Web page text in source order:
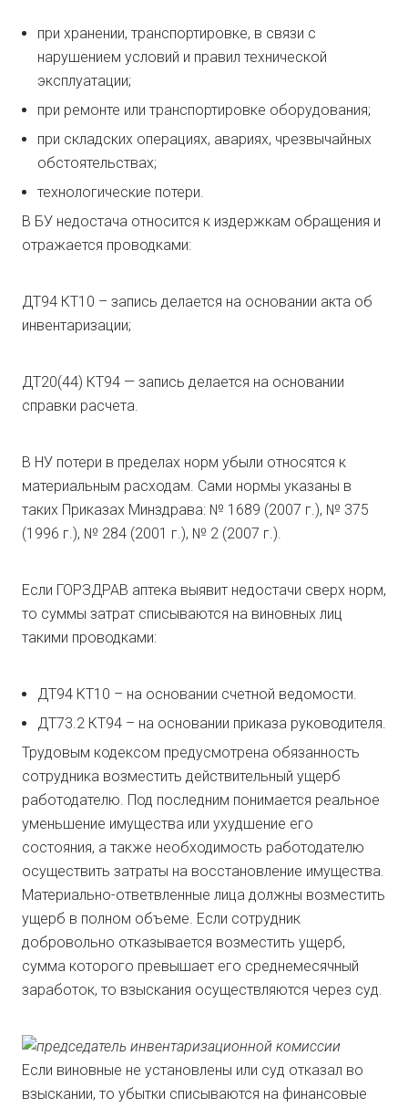
при хранении, транспортировке, в связи с
нарушением условий и правил технической
эксплуатации;
при ремонте или транспортировке оборудования;
при складских операциях, авариях, чрезвычайных
обстоятельствах;
технологические потери.
В БУ недостача относится к издержкам обращения и
отражается проводками:
ДТ94 КТ10 – запись делается на основании акта об
инвентаризации;
ДТ20(44) КТ94 — запись делается на основании
справки расчета.
В НУ потери в пределах норм убыли относятся к
материальным расходам. Сами нормы указаны в
таких Приказах Минздрава: № 1689 (2007 г.), № 375
(1996 г.), № 284 (2001 г.), № 2 (2007 г.).
Если ГОРЗДРАВ аптека выявит недостачи сверх норм,
то суммы затрат списываются на виновных лиц
такими проводками:
ДТ94 КТ10 – на основании счетной ведомости.
ДТ73.2 КТ94 – на основании приказа руководителя.
Трудовым кодексом предусмотрена обязанность
сотрудника возместить действительный ущерб
работодателю. Под последним понимается реальное
уменьшение имущества или ухудшение его
состояния, а также необходимость работодателю
осуществить затраты на восстановление имущества.
Материально-ответвленные лица должны возместить
ущерб в полном объеме. Если сотрудник
добровольно отказывается возместить ущерб,
сумма которого превышает его среднемесячный
заработок, то взыскания осуществляются через суд.
Если виновные не установлены или суд отказал во
взыскании, то убытки списываются на финансовые